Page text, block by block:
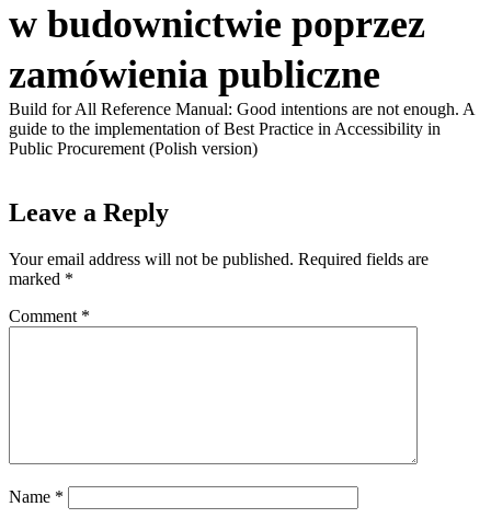
w budownictwie poprzez
zamówienia publiczne
Build for All Reference Manual: Good intentions are not enough. A
guide to the implementation of Best Practice in Accessibility in
Public Procurement (Polish version)
Leave a Reply
Your email address will not be published. Required fields are
marked *
Comment *
Name *